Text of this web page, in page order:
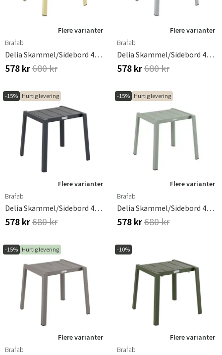
Flere varianter
Brafab
Delia Skammel/Sidebord 45x40 Cm Lemon
578 kr680 kr
Flere varianter
Brafab
Delia Skammel/Sidebord 45x40 Cm Light Grey
578 kr680 kr
-15% Hurtig levering
Flere varianter
Brafab
Delia Skammel/Sidebord 45x40 Cm Antracit Brafab
578 kr680 kr
-15% Hurtig levering
Flere varianter
Brafab
Delia Skammel/Sidebord 45x40 Cm Dusty Green Brafab
578 kr680 kr
-15% Hurtig levering
Flere varianter
Brafab
-10%
Flere varianter
Brafab